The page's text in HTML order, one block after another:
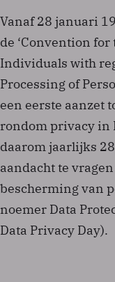
Vanaf 28 januari
de ‘Convention
Individuals with
Processing of
een eerste aanzet
rondom privacy in
daarom jaarlijks
aandacht te
bescherming van
noemer Data
Data Privacy Day).